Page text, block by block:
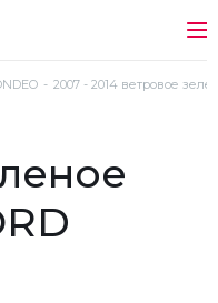
2007 - 2014 ветровое